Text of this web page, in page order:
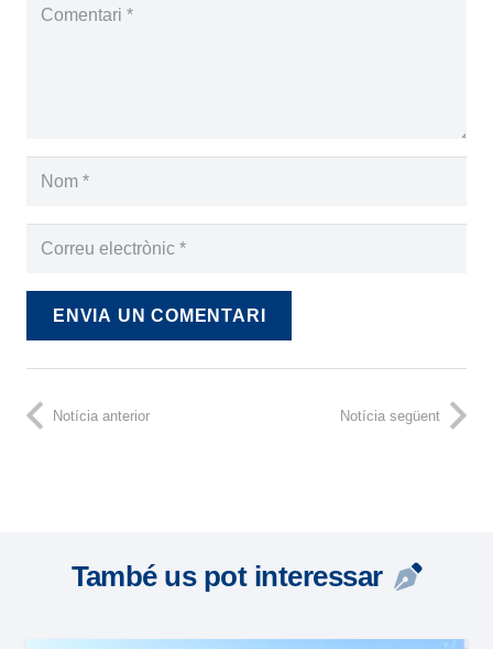
ENVIA UN COMENTARI
Notícia anterior Notícia següent
També us pot interessar